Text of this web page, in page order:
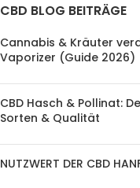
CBD BLOG BEITRÄGE
Cannabis & Kräuter
Vaporizer (Guide 2026)
CBD Hasch & Pollinat:
Sorten & Qualität
NUTZWERT DER CBD